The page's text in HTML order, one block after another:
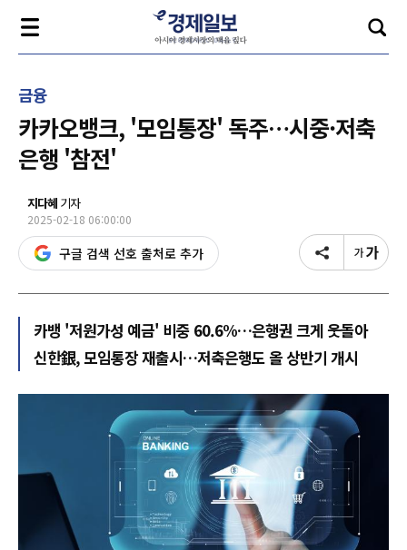
금융
카카오뱅크, '모임통장' 독주…시중·저축
은행 '참전'
지다혜 기자
2025-02-18 06:00:00
구글 검색 선호 출처로 추가
카뱅 '저원가성 예금' 비중 60.6%…은행권 크게 웃돌아
신한銀, 모임통장 재출시…저축은행도 올 상반기 개시